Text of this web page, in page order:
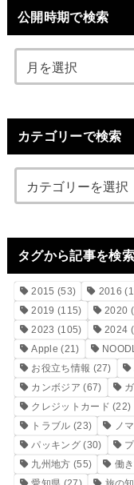
公開時期で検索
カテゴリーで検索
タグから記事を検索
2015 (53) 2016
2019 (115) 2020
2023 (105) 2024
Apple (21)
お役立ち情報 (27)
カンボジア (67)
クレジットカード (22)
トラブル (23) ノ
パッキング(30)
九州地方 (55) 働